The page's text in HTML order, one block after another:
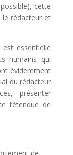
cette
le rédacteur et
essentielle
humains qui
évidemment
du rédacteur
présenter
l’étendue de
de